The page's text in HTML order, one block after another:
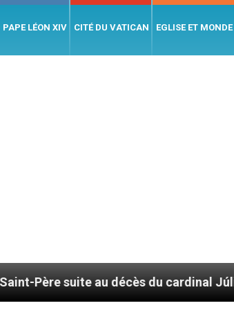
PAPE LÉON XIV CITÉ DU VATICAN EGLISE ET MONDE
du cardinal Júlio Duarte Langa